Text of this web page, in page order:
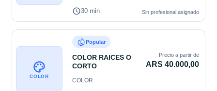
30 min Sin profesional asignado
COLOR
Popular
COLOR RAICES O
CORTO
Precio a partir de
ARS 40.000,00
COLOR